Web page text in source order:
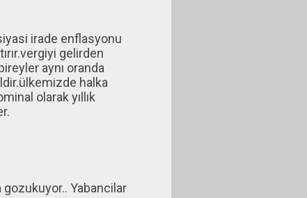
irade enflasyonu
gelirden
aynı oranda
halka
olarak yıllık
Yabancilar